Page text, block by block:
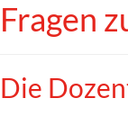
Fragen
Die